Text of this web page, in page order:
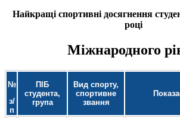
Найкращі спортивні досягнення
році
Міжнародного
№
з/
п
ПІБ
студента,
група
Вид спорту,
спортивне
звання